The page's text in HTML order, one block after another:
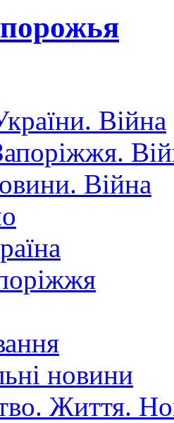
Війна
Війна
новини
Життя.